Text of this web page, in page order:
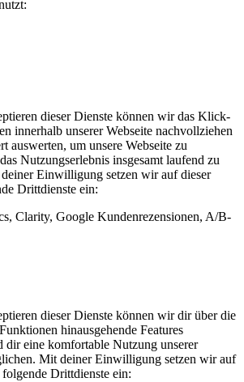
dieser Dienste können wir das Klick-
innerhalb unserer Webseite nachvollziehen
auswerten, um unsere Webseite zu
Nutzungserlebnis insgesamt laufend zu
Einwilligung setzen wir auf dieser
Drittdienste ein:
Clarity, Google Kundenrezensionen, A/B-
dieser Dienste können wir dir über die
hinausgehende Features
dir eine komfortable Nutzung unserer
Mit deiner Einwilligung setzen wir auf
folgende Drittdienste ein: